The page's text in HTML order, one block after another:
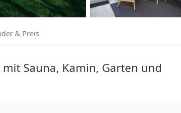
& Preis
Sauna, Kamin, Garten und